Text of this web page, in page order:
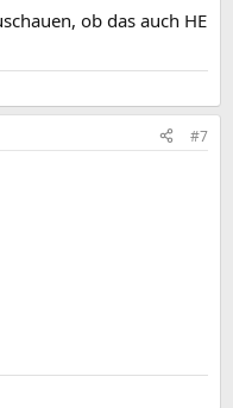
ob das auch HE
#7